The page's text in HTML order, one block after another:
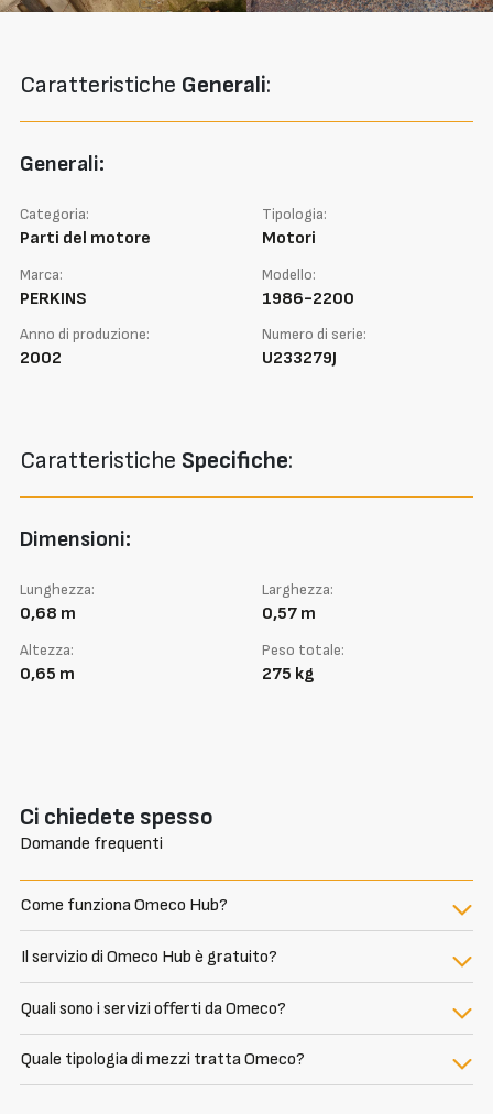
Caratteristiche Generali:
Generali:
Categoria:
Parti del motore
Tipologia:
Motori
Marca:
PERKINS
Modello:
1986-2200
Anno di produzione:
2002
Numero di serie:
U233279J
Caratteristiche Specifiche:
Dimensioni:
Lunghezza:
0,68 m
Larghezza:
0,57 m
Altezza:
0,65 m
Peso totale:
275 kg
Ci chiedete spesso
Domande frequenti
Come funziona Omeco Hub?
Il servizio di Omeco Hub è gratuito?
Quali sono i servizi offerti da Omeco?
Quale tipologia di mezzi tratta Omeco?